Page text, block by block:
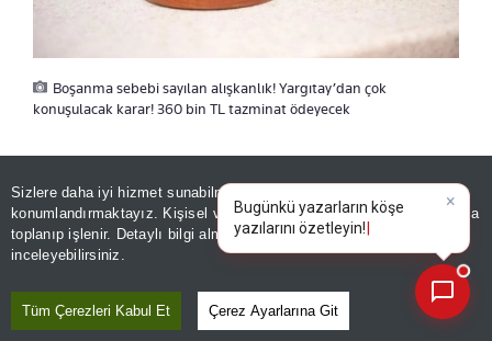
Sizlere daha iyi hizmet sunabilmek adına sitemizde
konumlandırmaktayız. Kişisel verileriniz, KVKK ve GDPR kapsamında
toplanıp işlenir. Detaylı bilgi almak içinAydınlatma Metnimizi
inceleyebilirsiniz.
Tüm Çerezleri Kabul Et Çerez Ayarlarına Git
Boşanma sebebi sayılan alışkanlık! Yargıtay’dan çok
konuşulacak karar! 360 bin TL tazminat ödeyecek
“DUŞ ALMIYOR”
Genç kadın eşinin ailesinin isteklerine göre
yaşadığını, talep ve ihtiyaçlarda sürekli problem
çıkardığını, duygusal birliktelik yaşamadığını,
×
Bugünkü yazarların köşe
yazılarını özetleyin!